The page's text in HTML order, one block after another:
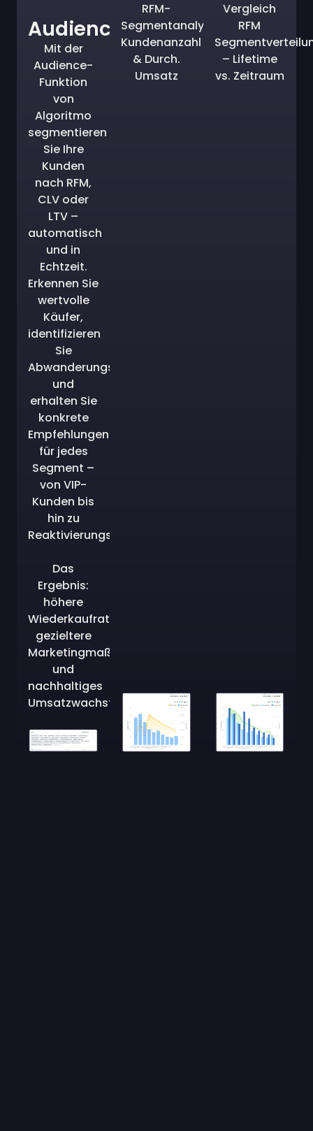
Audience
Mit der
Audience-
Funktion
von
Algoritmo
segmentieren
Sie Ihre
Kunden
nach RFM,
CLV oder
LTV –
automatisch
und in
Echtzeit.
Erkennen Sie
wertvolle
Käufer,
identifizieren
Sie
Abwanderungsrisiken
und
erhalten Sie
konkrete
Empfehlungen
für jedes
Segment –
von VIP-
Kunden bis
hin zu
Reaktivierungskampagnen.
Das
Ergebnis:
höhere
Wiederkaufraten,
gezieltere
Marketingmaßnahmen
und
nachhaltiges
Umsatzwachstum.
RFM-
Segmentanalyse:
Kundenanzahl
& Durch.
Umsatz
Vergleich
RFM
– Lifetime
vs. Zeitraum